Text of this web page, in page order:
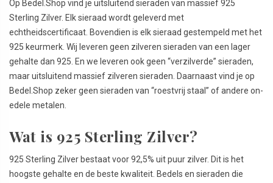
Op Bedel.Shop vind je uitsluitend sieraden van massief 925
Sterling Zilver. Elk sieraad wordt geleverd met
echtheidscertificaat. Bovendien is elk sieraad gestempeld met het
925 keurmerk. Wij leveren geen zilveren sieraden van een lager
gehalte dan 925. En we leveren ook geen “verzilverde” sieraden,
maar uitsluitend massief zilveren sieraden. Daarnaast vind je op
Bedel.Shop zeker geen sieraden van “roestvrij staal” of andere on-
edele metalen.
Wat is 925 Sterling Zilver?
925 Sterling Zilver bestaat voor 92,5% uit puur zilver. Dit is het
hoogste gehalte en de beste kwaliteit. Bedels en sieraden die